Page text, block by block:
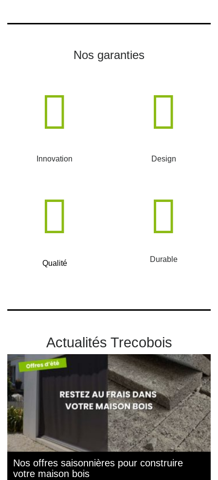
Nos garanties
Innovation Design
Qualité Durable
Actualités Trecobois
Nos offres saisonnières pour construire
votre maison bois